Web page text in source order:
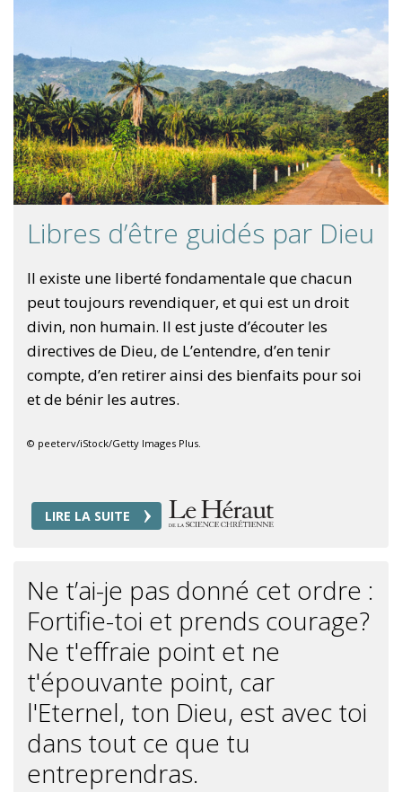
Libres d’être guidés par Dieu
Il existe une liberté fondamentale que chacun
peut toujours revendiquer, et qui est un droit
divin, non humain. Il est juste d’écouter les
directives de Dieu, de L’entendre, d’en tenir
compte, d’en retirer ainsi des bienfaits pour soi
et de bénir les autres.
© peeterv/iStock/Getty Images Plus.
LIRE LA SUITE
Ne t’ai-je pas donné cet ordre :
Fortifie-toi et prends courage?
Ne t'effraie point et ne
t'épouvante point, car
l'Eternel, ton Dieu, est avec toi
dans tout ce que tu
entreprendras.